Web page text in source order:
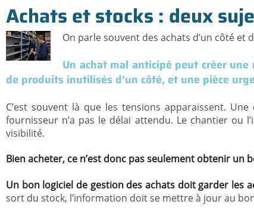
Achats et stocks : deux
On parle souvent des achats d’un côté et
Un achat mal anticipé peut créer
de produits inutilisés d’un côté, et une pièce
C’est souvent là que les tensions apparaissent.
fournisseur n’a pas le délai attendu. Le chantier
visibilité.
Bien acheter, ce n’est donc pas seulement obtenir
Un bon logiciel de gestion des achats doit garder les
sort du stock, l’information doit se mettre à jour au